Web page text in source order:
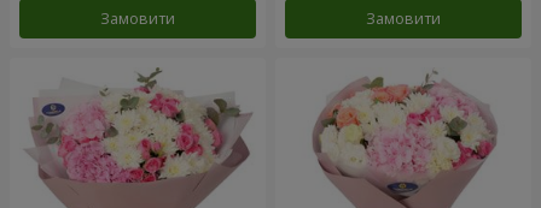
Замовити Замовити